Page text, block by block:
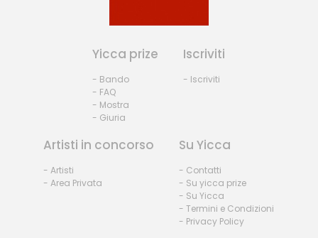
Yicca prize
- Bando
- FAQ
- Mostra
- Giuria
Iscriviti
- Iscriviti
Artisti in concorso
- Artisti
- Area Privata
Su Yicca
- Contatti
- Su yicca prize
- Su Yicca
- Termini e Condizioni
- Privacy Policy